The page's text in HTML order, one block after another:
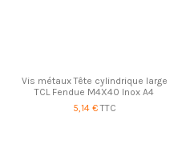
Vis métaux Tête cylindrique large
TCL Fendue M4X40 Inox A4
5,14 €TTC